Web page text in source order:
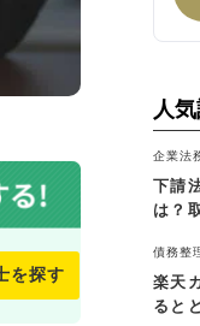
を探す
人
企業法
下請
は？
債務整
楽天
ると